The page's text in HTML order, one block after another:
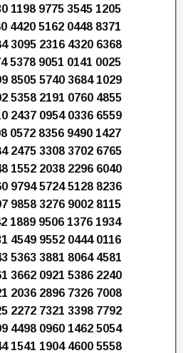
1198 9775 3545 1205
4420 5162 0448 8371
3095 2316 4320 6368
5378 9051 0141 0025
8505 5740 3684 1029
5358 2191 0760 4855
2437 0954 0336 6559
0572 8356 9490 1427
2475 3308 3702 6765
1552 2038 2296 6040
9794 5724 5128 8236
9858 3276 9002 8115
1889 9506 1376 1934
4549 9552 0444 0116
5363 3881 8064 4581
3662 0921 5386 2240
2036 2896 7326 7008
2272 7321 3398 7792
4498 0960 1462 5054
1541 1904 4600 5558